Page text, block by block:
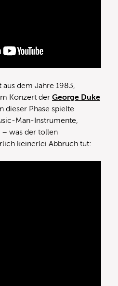
dem Jahre 1983,
Konzert der George Duke
dieser Phase spielte
Man-Instrumente,
– was der tollen
keinerlei Abbruch tut: